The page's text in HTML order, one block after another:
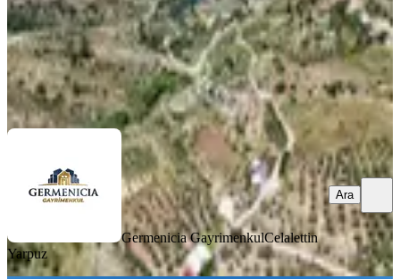
Germenicia GayrimenkulCelalettin Yarpuz
Germenicia GayrimenkulCelalettin
Yarpuz
Ara